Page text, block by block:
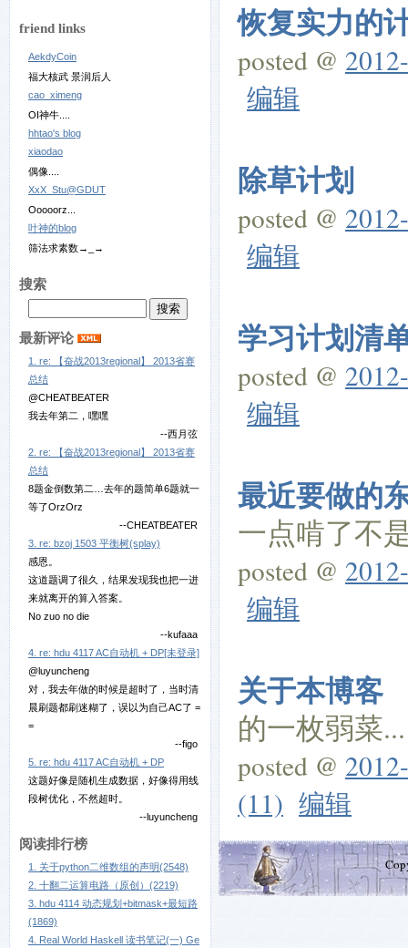
friend links
AekdyCoin
福大核武 景润后人
cao_ximeng
OI神牛....
hhtao's blog
xiaodao
偶像....
XxX_Stu@GDUT
Ooooorz...
叶神的blog
筛法求素数→_→
搜索
最新评论
1. re: 【奋战2013regional】 2013省赛
总结
@CHEATBEATER
我去年第二，嘿嘿
--西月弦
2. re: 【奋战2013regional】 2013省赛
总结
8题金倒数第二…去年的题简单6题就一
等了OrzOrz
--CHEATBEATER
3. re: bzoj 1503 平衡树(splay)
感恩。
这道题调了很久，结果发现我也把一进
来就离开的算入答案。
No zuo no die
--kufaaa
4. re: hdu 4117 AC自动机 + DP[未登录]
@luyuncheng
对，我去年做的时候是超时了，当时清
晨刷题都刷迷糊了，误以为自己AC了 =
=
--figo
5. re: hdu 4117 AC自动机 + DP
这题好像是随机生成数据，好像得用线
段树优化，不然超时。
--luyuncheng
阅读排行榜
1. 关于python二维数组的声明(2548)
2. 十翻二运算电路（原创）(2219)
3. hdu 4114 动态规划+bitmask+最短路
(1869)
4. Real World Haskell 读书笔记(一) Ge
恢复实力的
posted @
编辑
除草计划
posted @
编辑
学习计划清
posted @
编辑
最近要做的
一点啃了不
posted @
编辑
关于本博客
的一枚弱菜
posted @
(11) 编辑